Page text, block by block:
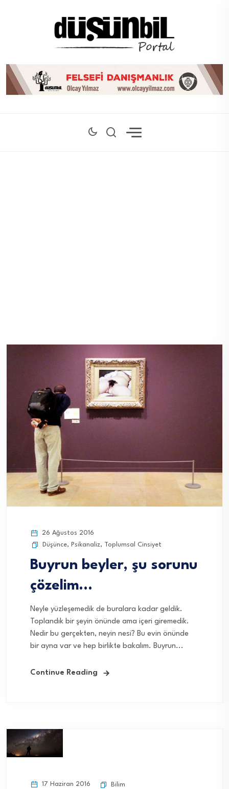
26 Ağustos 2016
Düşünce, Psikanaliz, Toplumsal Cinsiyet
Buyrun beyler, şu sorunu
çözelim…
Neyle yüzleşemedik de buralara kadar geldik.
Toplandık bir şeyin önünde ama içeri giremedik.
Nedir bu gerçekten, neyin nesi? Bu evin önünde
bir ayna var ve hep birlikte bakalım. Buyrun...
Continue Reading
17 Haziran 2016 Bilim